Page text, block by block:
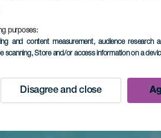
purposes:
and content measurement, audience research
scanning, Store and/or access information on a
Disagree and close